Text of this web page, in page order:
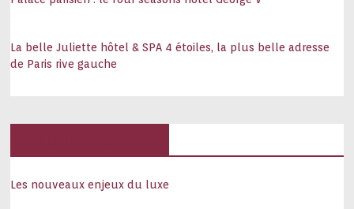
La belle Juliette hôtel & SPA 4 étoiles, la plus belle adresse
de Paris rive gauche
Les nouveaux enjeux du luxe